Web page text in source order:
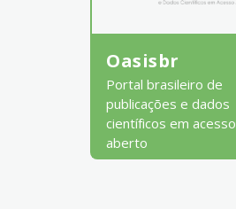
Oasisbr
Portal brasileiro de
publicações e dados
científicos em acesso
aberto